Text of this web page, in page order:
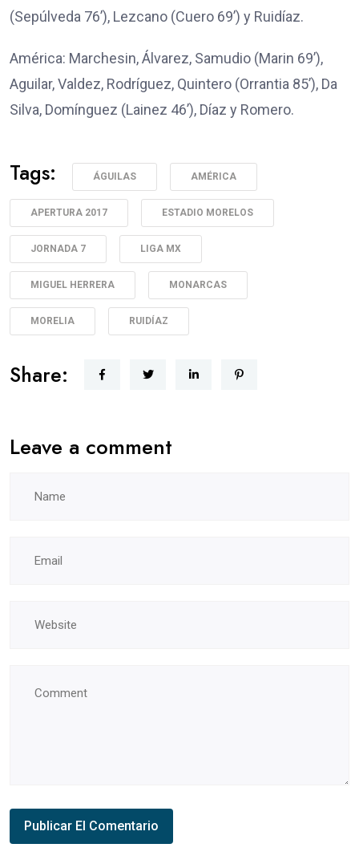
(Sepúlveda 76’), Lezcano (Cuero 69’) y Ruidíaz.
América: Marchesin, Álvarez, Samudio (Marin 69’),
Aguilar, Valdez, Rodríguez, Quintero (Orrantia 85’), Da
Silva, Domínguez (Lainez 46’), Díaz y Romero.
Tags: ÁGUILAS AMÉRICA
APERTURA 2017 ESTADIO MORELOS
JORNADA 7 LIGA MX
MIGUEL HERRERA MONARCAS
MORELIA RUIDÍAZ
Share:
Leave a comment